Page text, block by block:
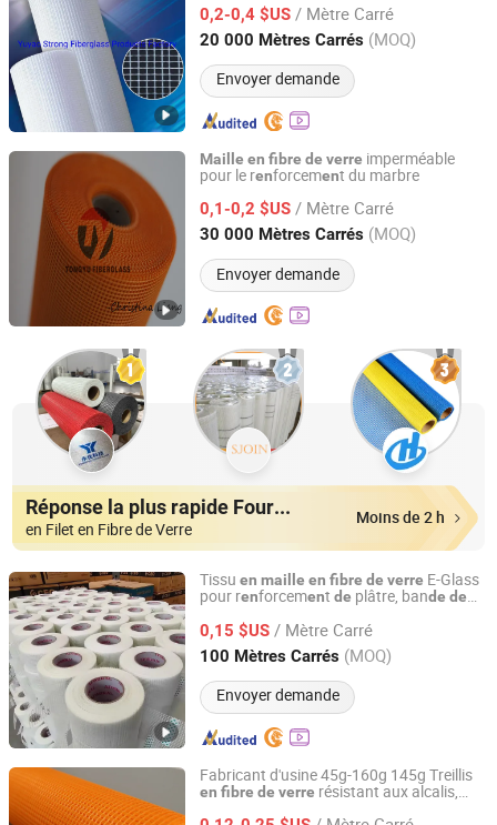
0,2-0,4 $US / Mètre Carré
20 000 Mètres Carrés (MOQ)
Envoyer demande
Zhejiang, China Depuis 2016
Maille en fibre de verre imperméable
pour le renforcement du marbre
0,1-0,2 $US / Mètre Carré
30 000 Mètres Carrés (MOQ)
Envoyer demande
Qinhuangdao Tongyu Building Material Co., Ltd.
Hebei, China Depuis 2023
Réponse la plus rapide Fournisseurs
en Filet en Fibre de Verre
Moins de 2 h
Tissu en maille en fibre de verre E-Glass
pour renforcement de plâtre, bande de
murales
0,15 $US / Mètre Carré
100 Mètres Carrés (MOQ)
Envoyer demande
Anping Diya Wire Mesh Products Co., Ltd.
Hebei, China Depuis 2024
Fabricant d'usine 45g-160g 145g Treillis
en fibre de verre résistant aux alcalis,
HeBei XiongAn HengYun Technology Co., Ltd.